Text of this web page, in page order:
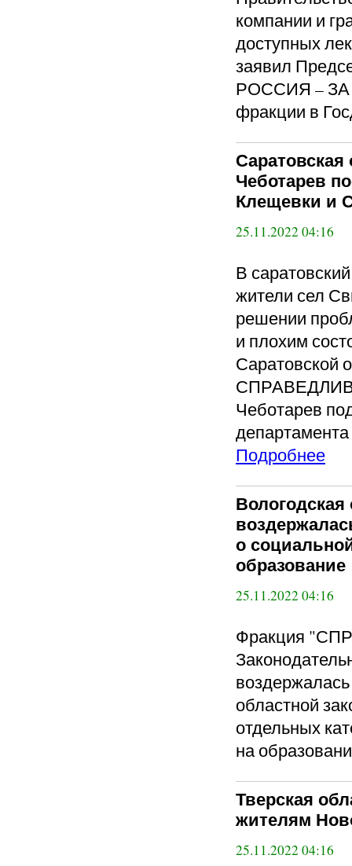
компании и
доступных
заявил
РОССИЯ – ЗА
фракции в
Чеботарев
Клещевки и
25.11.2022 04:16
В
жители сел
решении
и плохим
Саратовской
Чеботарев
Подробнее
о
образование
25.11.2022 04:16
Фракция
областной
отдельных
на
Тверская
жителям
25.11.2022 04:16